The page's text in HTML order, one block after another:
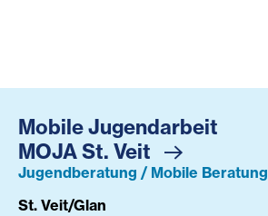
Mobile Jugendarbeit
MOJA St. Veit
Jugendberatung / Mobile Beratung
St. Veit/Glan